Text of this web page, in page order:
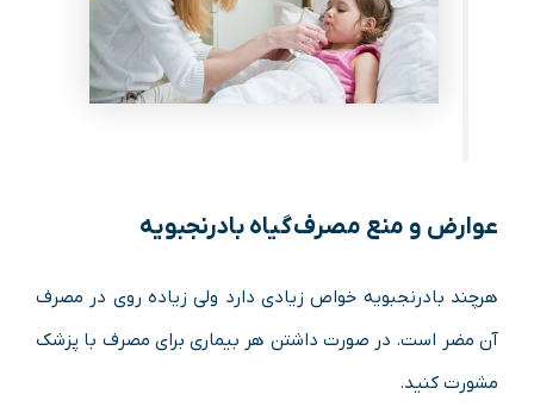
عوارض و منع مصرف گیاه بادرنجبویه
هرچند بادرنجبویه خواص زیادی دارد ولی زیاده روی در مصرف
آن مضر است. در صورت داشتن هر بیماری برای مصرف با پزشک
مشورت کنید.